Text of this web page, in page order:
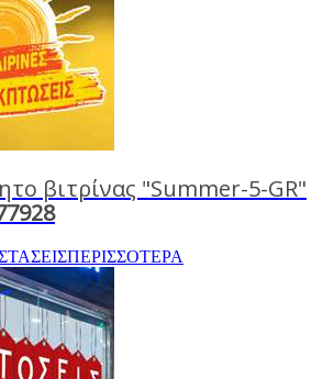
βιτρίνας "Summer-5-GR"
ΠΕΡΙΣΣΟΤΕΡΑ